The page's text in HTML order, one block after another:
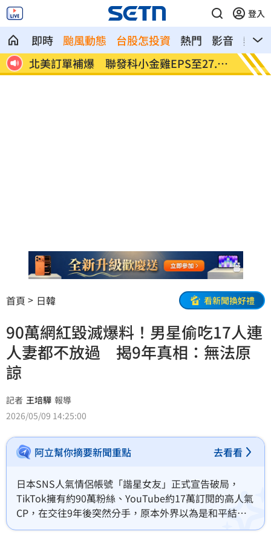
登入
即時 颱風動態 台股怎投資 熱門 影音
熱搜
來
北美訂單補爆 聯發科小金雞EPS至27.12
元
AI和
首頁 日韓 看新聞換好禮
90萬網紅毀滅爆料！男星偷吃17人連
人妻都不放過 揭9年真相：無法原
諒
記者 王培驊 報導
2026/05/09 14:25:00
阿立幫你摘要新聞重點 去看看
日本SNS人氣情侶帳號「諧星女友」正式宣告破局，
TikTok擁有約90萬粉絲、YouTube約17萬訂閱的高人氣
CP，在交往9年後突然分手，原本外界以為是和平結
束，沒想到女方齋藤在分手一個月後丟出震撼彈，揭露